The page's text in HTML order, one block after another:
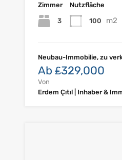
Zimmer
3
Nutzfläche
100 m2
Neubau-Immobilie, zu
Ab ₤329,000
Von
Erdem Çıtıl | Inhaber &